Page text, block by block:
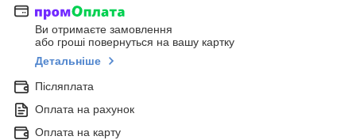
Ви отримаєте замовлення
або гроші повернуться на вашу картку
Детальніше
Післяплата
Оплата на рахунок
Оплата на карту